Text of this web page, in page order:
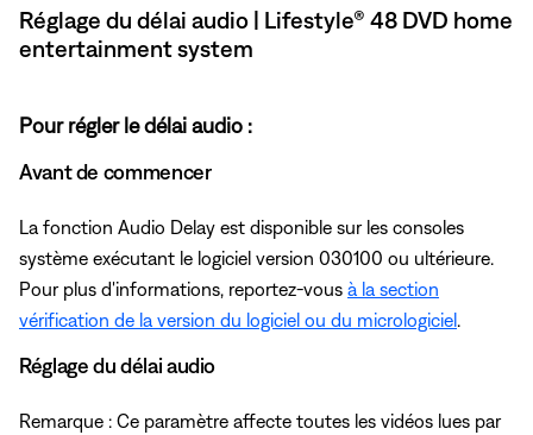
Réglage du délai audio | Lifestyle® 48 DVD home
entertainment system
Pour régler le délai audio :
Avant de commencer
La fonction Audio Delay est disponible sur les consoles
système exécutant le logiciel version 030100 ou ultérieure.
Pour plus d'informations, reportez-vous à la section
vérification de la version du logiciel ou du micrologiciel
Réglage du délai audio
Remarque : Ce paramètre affecte toutes les vidéos lues par